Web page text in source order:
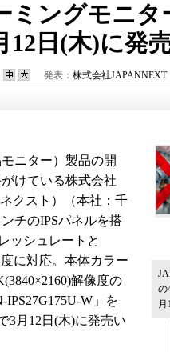
ミングモニタ
12日(木)に発
発表： 株式会社JAPANNEXT
の
ニター）製品の開
けている株式会社
クスト）（本社：千
チのIPSパネルを搭
ッシュレートと
に対応。本体カラー
解像度の
W」を
3月12日(木)に発売い